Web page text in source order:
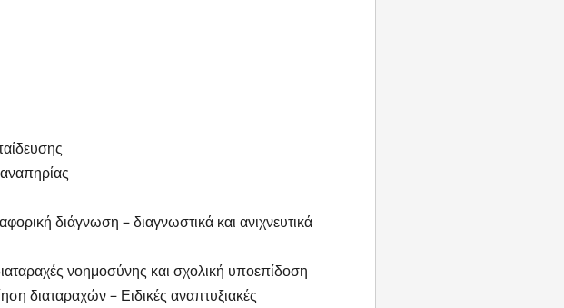
διάγνωση – διαγνωστικά και ανιχνευτικά
νοημοσύνης και σχολική υποεπίδοση
διαταραχών – Ειδικές αναπτυξιακές